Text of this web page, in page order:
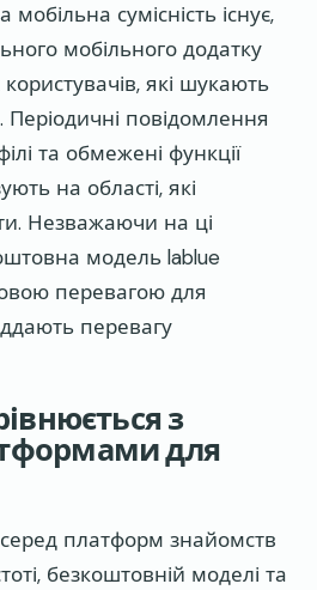
сумісність існує,
мобільного додатку
які шукають
Періодичні повідомлення
та обмежені функції
на області, які
Незважаючи на ці
модель lablue
перевагою для
перевагу
з
для
серед платформ знайомств
безкоштовній моделі та